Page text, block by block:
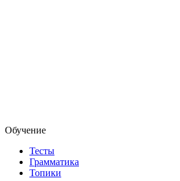
Обучение
Тесты
Грамматика
Топики